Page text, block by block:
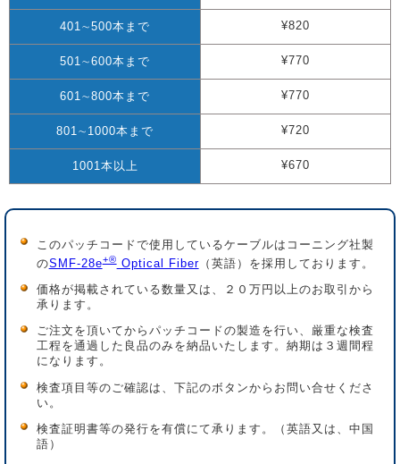
401∼500本まで ¥820
501∼600本まで ¥770
601∼800本まで ¥770
801∼1000本まで ¥720
1001本以上 ¥670
このパッチコードで使用しているケーブルはコーニング社製
のSMF-28e+®Optical Fiber（英語）を採用しております。
価格が掲載されている数量又は、２０万円以上のお取引から
承ります。
ご注文を頂いてからパッチコードの製造を行い、厳重な検査
工程を通過した良品のみを納品いたします。納期は３週間程
になります。
検査項目等のご確認は、下記のボタンからお問い合せくださ
い。
検査証明書等の発行を有償にて承ります。（英語又は、中国
語）